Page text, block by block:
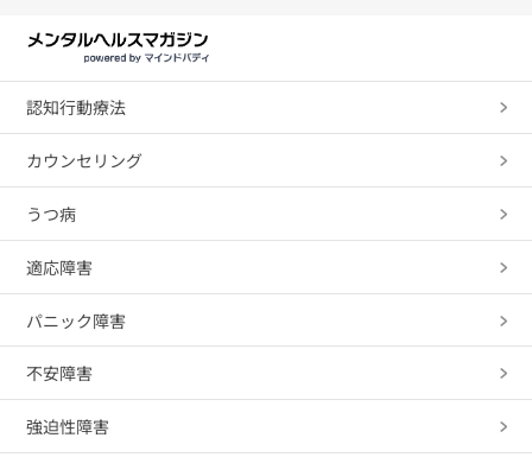
認知行動療法
カウンセリング
うつ病
適応障害
パニック障害
不安障害
強迫性障害